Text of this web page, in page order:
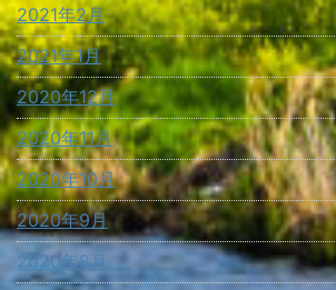
2021年2月
2021年1月
2020年12月
2020年11月
2020年10月
2020年9月
2020年8月